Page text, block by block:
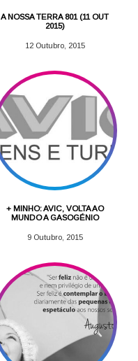
A NOSSA TERRA 801 (11 OUT
2015)
12 Outubro, 2015
+ MINHO: AVIC, VOLTA AO
MUNDO A GASOGÉNIO
9 Outubro, 2015